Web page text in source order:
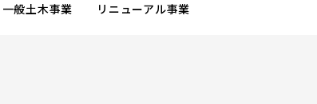
一般土木事業 リニューアル事業